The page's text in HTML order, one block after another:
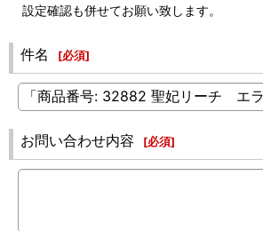
設定確認も併せてお願い致します。
件名 [必須]
お問い合わせ内容 [必須]